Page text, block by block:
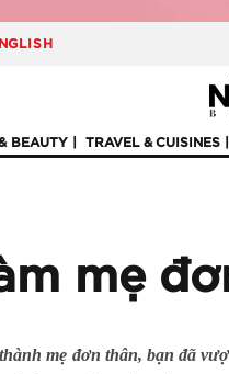
BEAUTY TRAVEL & CUISINES
mẹ
mẹ đơn thân, bạn đã